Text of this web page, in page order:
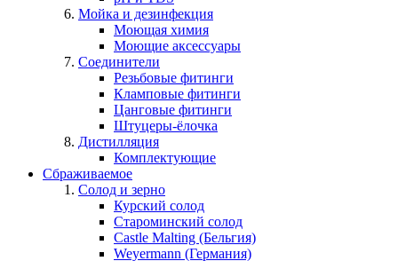
Мойка и дезинфекция
Моющая химия
Моющие аксессуары
Соединители
Резьбовые фитинги
Кламповые фитинги
Цанговые фитинги
Штуцеры-ёлочка
Дистилляция
Комплектующие
Сбраживаемое
Солод и зерно
Курский солод
Староминский солод
Castle Malting (Бельгия)
Weyermann (Германия)